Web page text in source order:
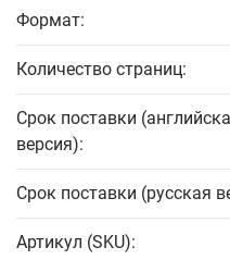
Формат:
Количество страниц:
Срок поставки
версия):
Срок поставки (русская
Артикул (SKU):